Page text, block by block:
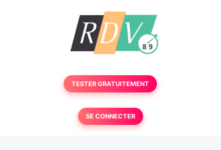
TESTER GRATUITEMENT
SE CONNECTER